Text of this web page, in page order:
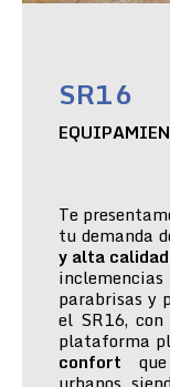
SR16
Te
tu demanda
y alta calidad
parabrisas y
el SR16,
plataforma
confort